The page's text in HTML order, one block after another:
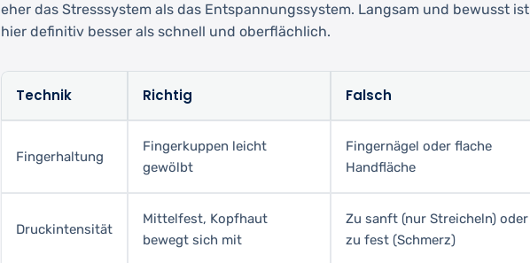
eher das Stresssystem als das Entspannungssystem. Langsam und bewusst ist
hier definitiv besser als schnell und oberflächlich.
Technik Richtig Falsch
Fingerhaltung
Fingerkuppen leicht
gewölbt
Fingernägel oder flache
Handfläche
Druckintensität
Mittelfest, Kopfhaut
bewegt sich mit
Zu sanft (nur Streicheln) oder
zu fest (Schmerz)